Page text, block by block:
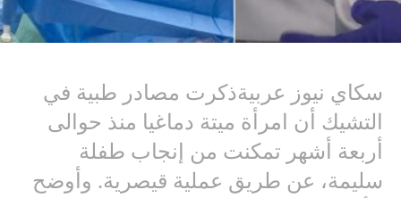
سكاي نيوز عربيةذكرت مصادر طبية في
التشيك أن امرأة ميتة دماغيا منذ حوالى
أربعة أشهر تمكنت من إنجاب طفلة
سليمة، عن طريق عملية قيصرية. وأوضح